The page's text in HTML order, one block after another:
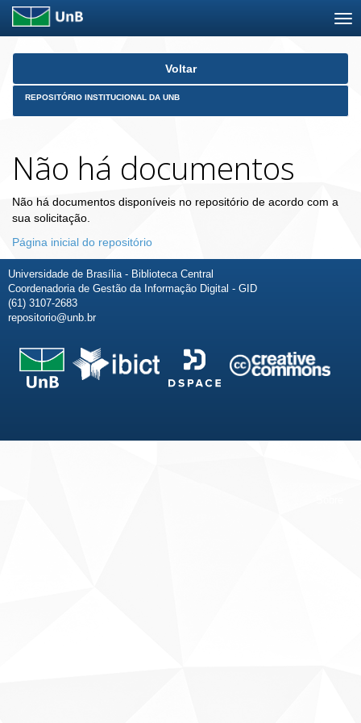
Skip
Voltar
REPOSITÓRIO INSTITUCIONAL DA UNB
Não há documentos
Não há documentos disponíveis no repositório de acordo com a
sua solicitação.
Página inicial do repositório
Universidade de Brasília - Biblioteca Central
Coordenadoria de Gestão da Informação Digital - GID
(61) 3107-2683
repositorio@unb.br